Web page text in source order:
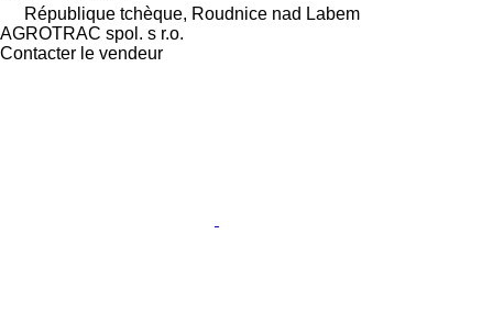
République tchèque, Roudnice nad Labem
AGROTRAC spol. s r.o.
Contacter le vendeur